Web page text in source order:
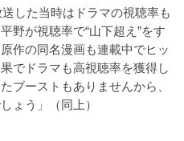
した当時はドラマの視聴率も
野が視聴率で“山下超え”をす
作の同名漫画も連載中でヒッ
でドラマも高視聴率を獲得し
ブーストもありませんから、
ょう」（同上）